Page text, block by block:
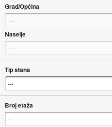
Grad/Općina
---
Naselje
---
Tip stana
Broj etaža